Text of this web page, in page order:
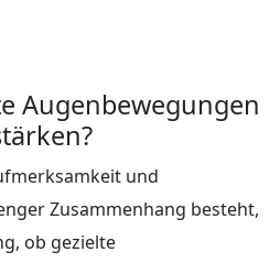
Augenbewegungen
und
Zusammenhang besteht,
ob gezielte